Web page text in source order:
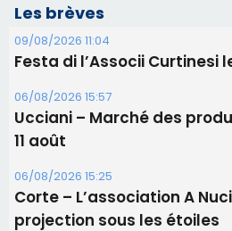
06/08/2026 15:25
Corte – L’association A
projection sous les étoiles
06/08/2026 15:04
Alata - Soirée Tango
Benedetto
05/08/2026 09:53
Biguglia : messe de la
procession le 14 août